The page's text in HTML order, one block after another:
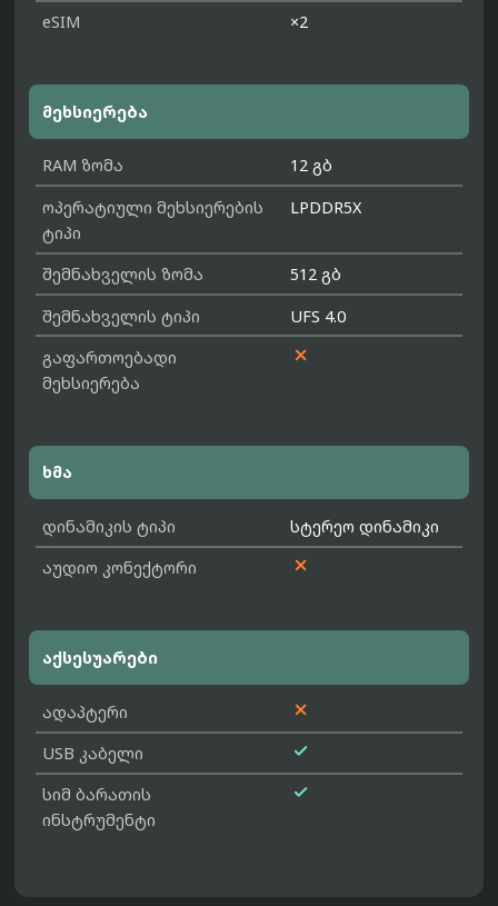
eSIM
×2
მეხსიერება
RAM ზომა
12 გბ
ოპერატიული მეხსიერების
ტიპი
LPDDR5X
შემნახველის ზომა
512 გბ
შემნახველის ტიპი
UFS 4.0
გაფართოებადი
მეხსიერება

ხმა
დინამიკის ტიპი
სტერეო დინამიკი
აუდიო კონექტორი

აქსესუარები
ადაპტერი 
USB კაბელი 
სიმ ბარათის
ინსტრუმენტი
